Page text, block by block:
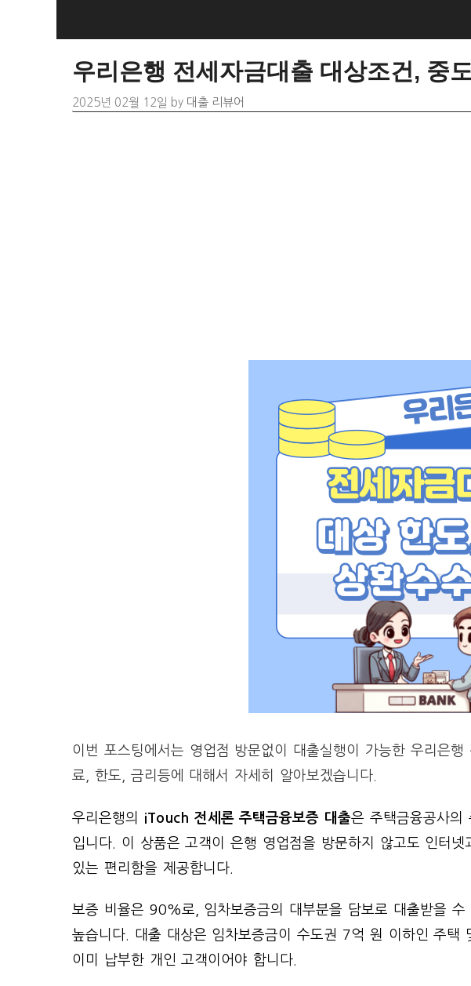
우리은행 전세자금대출 대상조건, 중
2025년 02월 12일 by 대출 리뷰어
이번 포스팅에서는 영업점 방문없이 대출실행이 가능한 우리은
료, 한도, 금리등에 대해서 자세히 알아보겠습니다.
우리은행의 iTouch 전세론 주택금융보증 대출은 주택금융공사의
입니다. 이 상품은 고객이 은행 영업점을 방문하지 않고도 인터
있는 편리함을 제공합니다.
보증 비율은 90%로, 임차보증금의 대부분을 담보로 대출받을
높습니다. 대출 대상은 임차보증금이 수도권 7억 원 이하인 주
이미 납부한 개인 고객이어야 합니다.